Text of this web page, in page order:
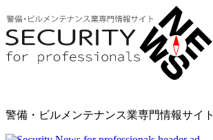
警備・ビルメンテナンス業専門情報サイト